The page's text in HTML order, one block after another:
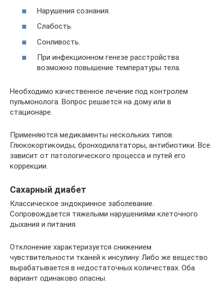
Нарушения сознания.
Слабость.
Сонливость.
При инфекционном генезе расстройства
возможно повышение температуры тела.
Необходимо качественное лечение под контролем
пульмонолога. Вопрос решается на дому или в
стационаре.
Применяются медикаменты нескольких типов.
Глюкокортикоиды, бронходилататоры, антибиотики. Все
зависит от патологического процесса и путей его
коррекции.
Сахарный диабет
Классическое эндокринное заболевание.
Сопровождается тяжелыми нарушениями клеточного
дыхания и питания.
Отклонение характеризуется снижением
чувствительности тканей к инсулину. Либо же вещество
вырабатывается в недостаточных количествах. Оба
вариант одинаково опасны.